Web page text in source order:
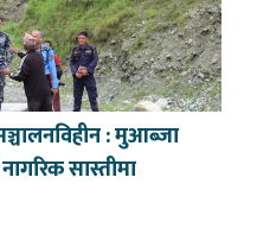
: मुआब्जा
सास्तीमा